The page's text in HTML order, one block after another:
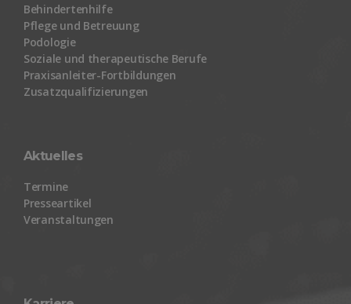
Behindertenhilfe
Pflege und Betreuung
Podologie
Soziale und therapeutische Berufe
Praxisanleiter-Fortbildungen
Zusatzqualifizierungen
Aktuelles
Termine
Presseartikel
Veranstaltungen